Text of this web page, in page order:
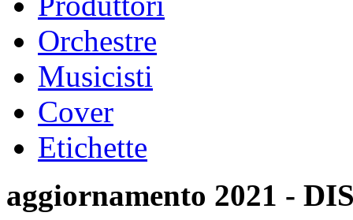
Orchestre
Musicisti
Cover
Etichette
aggiornamento 2021 -